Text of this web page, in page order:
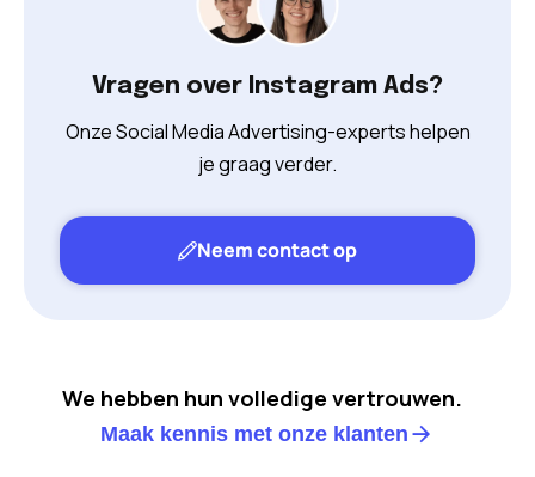
Vragen over Instagram Ads?
Onze Social Media Advertising-experts helpen
je graag verder.
Neem contact op
We hebben hun volledige vertrouwen.
Maak kennis met onze klanten